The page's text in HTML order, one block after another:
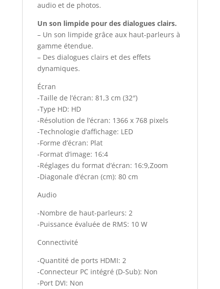
audio et de photos.
Un son limpide pour des dialogues clairs.
– Un son limpide grâce aux haut-parleurs à
gamme étendue.
– Des dialogues clairs et des effets
dynamiques.
Écran
-Taille de l’écran: 81,3 cm (32″)
-Type HD: HD
-Résolution de l’écran: 1366 x 768 pixels
-Technologie d’affichage: LED
-Forme d’écran: Plat
-Format d’image: 16:4
-Réglages du format d’écran: 16:9,Zoom
-Diagonale d’écran (cm): 80 cm
Audio
-Nombre de haut-parleurs: 2
-Puissance évaluée de RMS: 10 W
Connectivité
-Quantité de ports HDMI: 2
-Connecteur PC intégré (D-Sub): Non
-Port DVI: Non